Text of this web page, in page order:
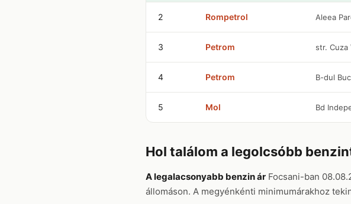
2 Rompetrol Aleea
3 Petrom str. Cuza
4 Petrom B-dul
5 Mol Bd
Hol találom a legolcsóbb
A legalacsonyabb benzin ár Focsani-ban
állomáson. A megyénkénti minimumárakhoz